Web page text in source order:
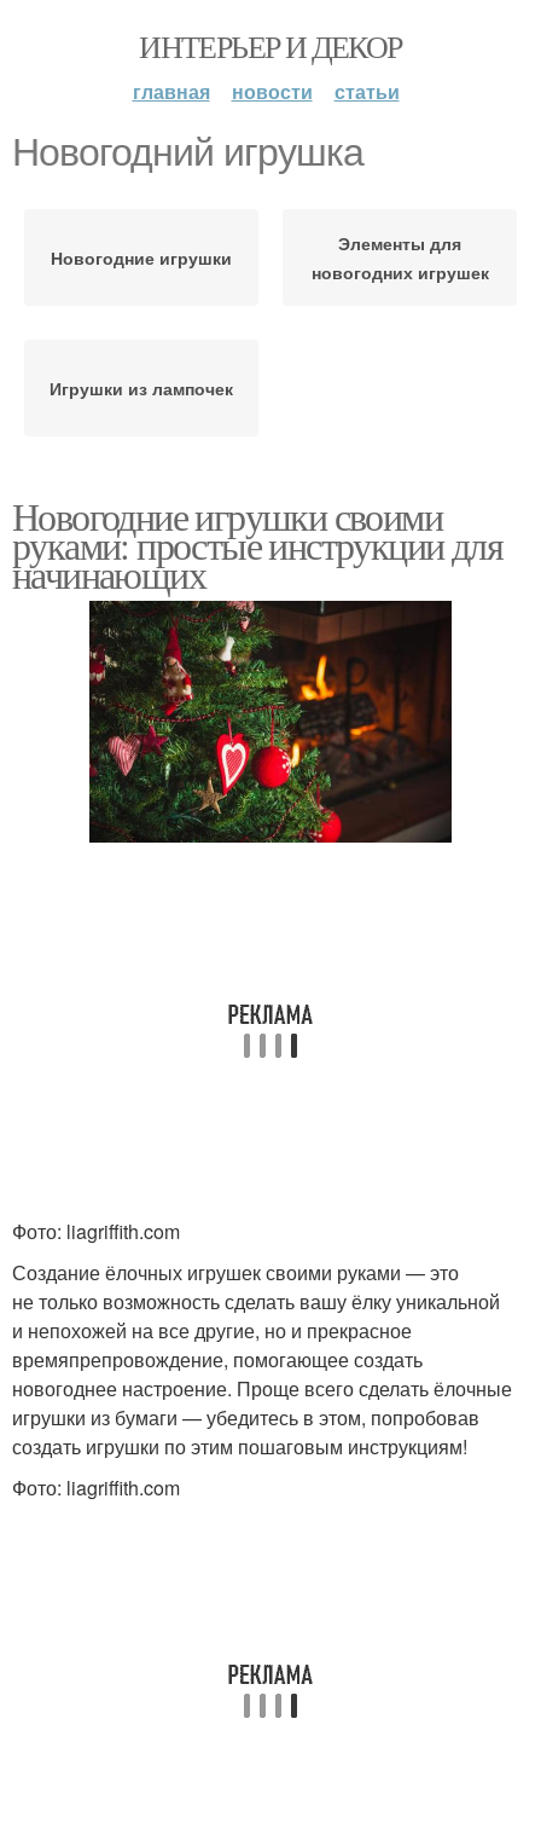
ИНТЕРЬЕР И ДЕКОР
главная новости статьи
Новогодний игрушка
Новогодние игрушки
Элементы для
новогодних игрушек
Игрушки из лампочек
Новогодние игрушки своими
руками: простые инструкции для
начинающих
Фото: liagriffith.com
Создание ёлочных игрушек своими руками — это
не только возможность сделать вашу ёлку уникальной
и непохожей на все другие, но и прекрасное
времяпрепровождение, помогающее создать
новогоднее настроение. Проще всего сделать ёлочные
игрушки из бумаги — убедитесь в этом, попробовав
создать игрушки по этим пошаговым инструкциям!
Фото: liagriffith.com